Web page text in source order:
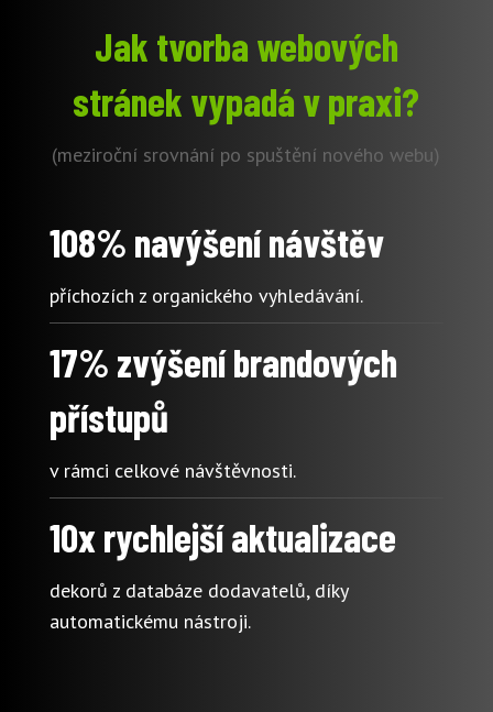
Jak tvorba webových
stránek vypadá v praxi?
(meziroční srovnání po spuštění nového webu)
108% navýšení návštěv
příchozích z organického vyhledávání.
17% zvýšení brandových
přístupů
v rámci celkové návštěvnosti.
10x rychlejší aktualizace
dekorů z databáze dodavatelů, díky
automatickému nástroji.